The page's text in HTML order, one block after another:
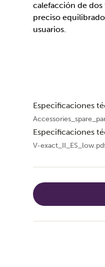
calefacción de
preciso
usuarios.
Especificaciones
Especificaciones
V-